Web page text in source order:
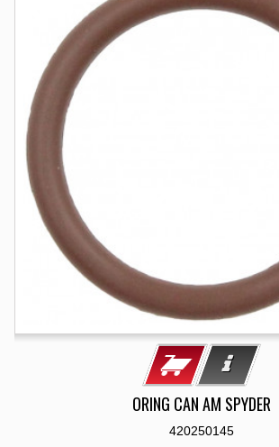
ORING CAN AM SPYDER
420250145